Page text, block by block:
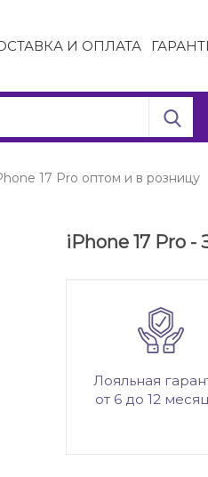
И ОПЛАТА
17 Pro оптом и в розницу
iPhone 17 Pro -
Лояльная
от 6 до 12